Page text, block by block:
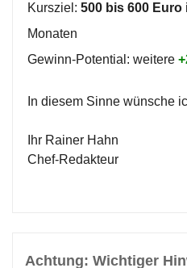
Kursziel: 500 bis 600 Euro
Monaten
Gewinn-Potential: weitere
In diesem Sinne wünsche
Ihr Rainer Hahn
Chef-Redakteur
Achtung: Wichtiger